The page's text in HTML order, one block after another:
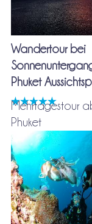
Wandertour bei
Phuket
Mehrtagestour
Phuket